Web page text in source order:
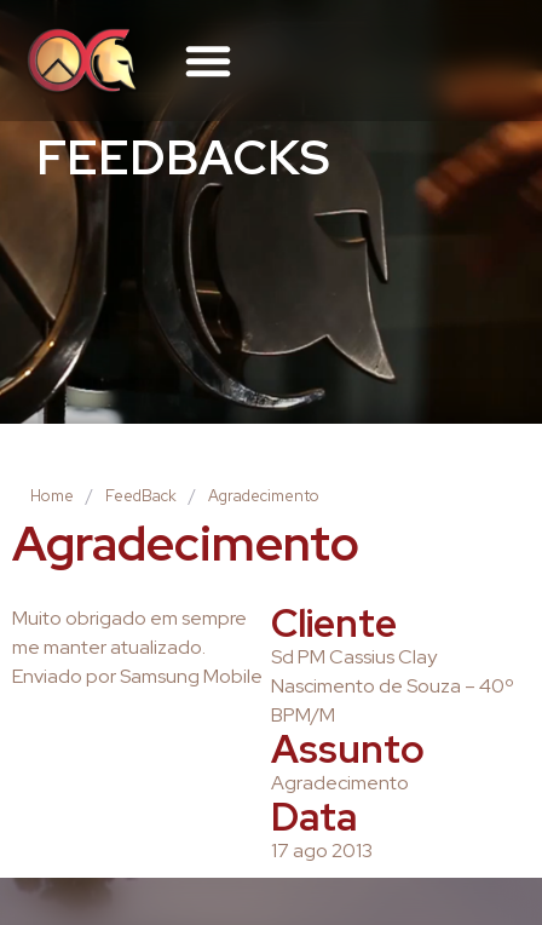
FEEDBACKS
Home / FeedBack / Agradecimento
Agradecimento
Muito obrigado em sempre
me manter atualizado.
Enviado por Samsung Mobile
Cliente
Sd PM Cassius Clay
Nascimento de Souza – 40º
BPM/M
Assunto
Agradecimento
Data
17 ago 2013